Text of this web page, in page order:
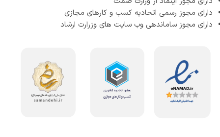
دارای مجوز رسمی اتحادیه کسب و کارهای مجازی
دارای مجوز ساماندهی وب سایت های وزرارت ارشاد